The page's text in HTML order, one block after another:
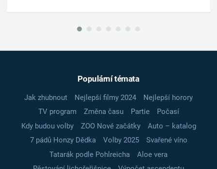
Populární témata
Jak zhubnout Nejlepší filmy 2024
Nejlepší horory
TV program
Změna času Partie
Počasí
Kdy budou volby
ZOO Nové začátky
Auto – katalog
7 pádů Honzy Dědka
Volby 2025
Svařené víno
Tatarák podle Pohlreicha
Aloe vera